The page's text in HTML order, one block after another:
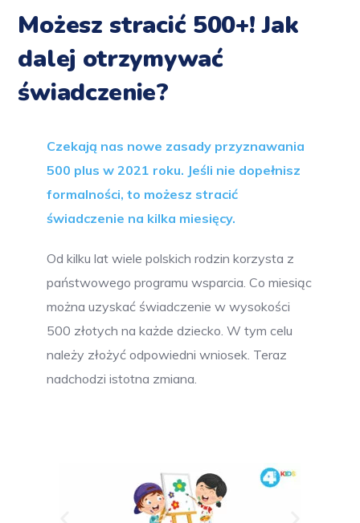
Możesz stracić 500+! Jak
dalej otrzymywać
świadczenie?
Czekają nas nowe zasady przyznawania
500 plus w 2021 roku. Jeśli nie dopełnisz
formalności, to możesz stracić
świadczenie na kilka miesięcy.
Od kilku lat wiele polskich rodzin korzysta z
państwowego programu wsparcia. Co miesiąc
można uzyskać świadczenie w wysokości
500 złotych na każde dziecko. W tym celu
należy złożyć odpowiedni wniosek. Teraz
nadchodzi istotna zmiana.